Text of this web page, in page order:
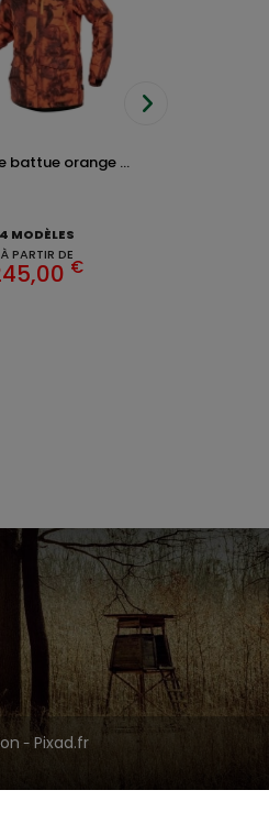
battue orange ...
4 MODÈLES
À PARTIR DE
€
- Pixad.fr